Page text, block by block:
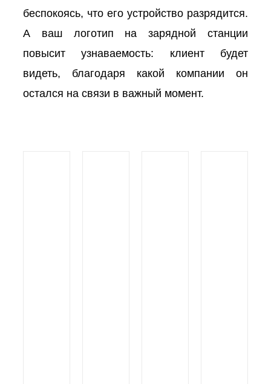
беспокоясь, что его устройство разрядится.
А ваш логотип на зарядной станции
повысит узнаваемость: клиент будет
видеть, благодаря какой компании он
остался на связи в важный момент.